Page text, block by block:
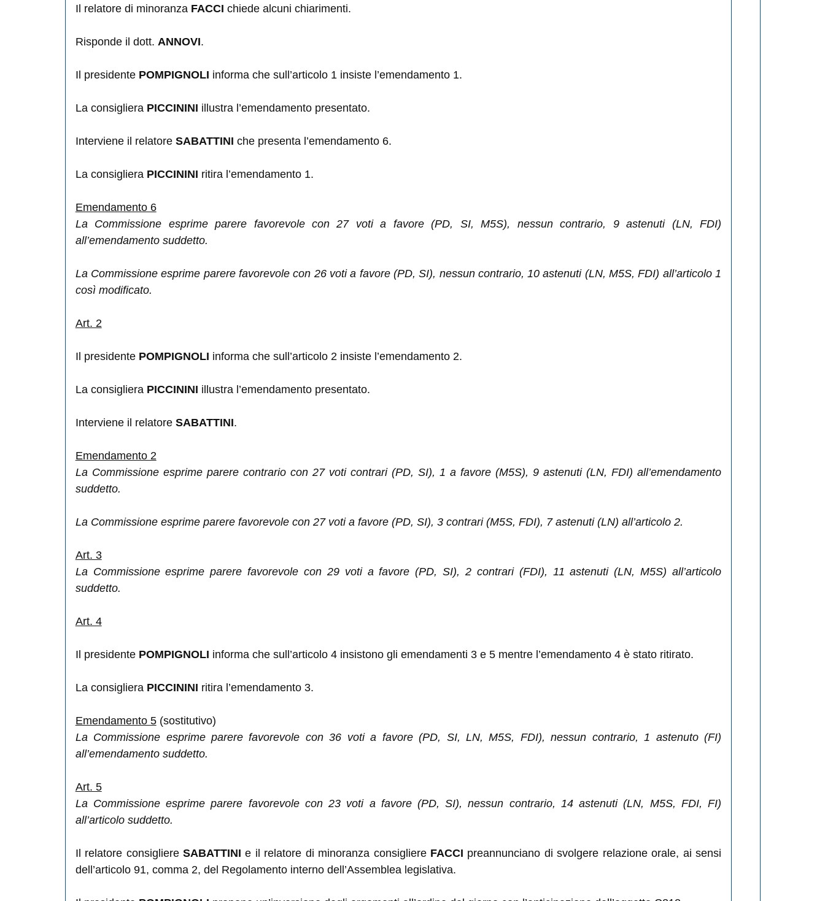
Il relatore di minoranza FACCI chiede alcuni chiarimenti.
Risponde il dott. ANNOVI.
Il presidente POMPIGNOLI informa che sull’articolo 1 insiste l’emendamento 1.
La consigliera PICCININI illustra l’emendamento presentato.
Interviene il relatore SABATTINI che presenta l’emendamento 6.
La consigliera PICCININI ritira l’emendamento 1.
Emendamento 6
La Commissione esprime parere favorevole con 27 voti a favore (PD, SI, M5S), nessun contrario, 9 astenuti (LN, FDI)
all’emendamento suddetto.
La Commissione esprime parere favorevole con 26 voti a favore (PD, SI), nessun contrario, 10 astenuti (LN, M5S, FDI) all’articolo 1
così modificato.
Art. 2
Il presidente POMPIGNOLI informa che sull’articolo 2 insiste l’emendamento 2.
La consigliera PICCININI illustra l’emendamento presentato.
Interviene il relatore SABATTINI.
Emendamento 2
La Commissione esprime parere contrario con 27 voti contrari (PD, SI), 1 a favore (M5S), 9 astenuti (LN, FDI) all’emendamento
suddetto.
La Commissione esprime parere favorevole con 27 voti a favore (PD, SI), 3 contrari (M5S, FDI), 7 astenuti (LN) all’articolo 2.
Art. 3
La Commissione esprime parere favorevole con 29 voti a favore (PD, SI), 2 contrari (FDI), 11 astenuti (LN, M5S) all’articolo
suddetto.
Art. 4
Il presidente POMPIGNOLI informa che sull’articolo 4 insistono gli emendamenti 3 e 5 mentre l’emendamento 4 è stato ritirato.
La consigliera PICCININI ritira l’emendamento 3.
Emendamento 5(sostitutivo)
La Commissione esprime parere favorevole con 36 voti a favore (PD, SI, LN, M5S, FDI), nessun contrario, 1 astenuto (FI)
all’emendamento suddetto.
Art. 5
La Commissione esprime parere favorevole con 23 voti a favore (PD, SI), nessun contrario, 14 astenuti (LN, M5S, FDI, FI)
all’articolo suddetto.
Il relatore consigliere SABATTINI e il relatore di minoranza consigliere FACCI preannunciano di svolgere relazione orale, ai sensi
dell’articolo 91, comma 2, del Regolamento interno dell’Assemblea legislativa.